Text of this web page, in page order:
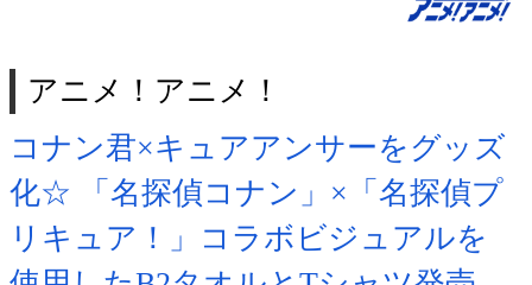
アニメ！アニメ！
コナン君×キュアアンサーをグッズ
化☆ 「名探偵コナン」×「名探偵プ
リキュア！」コラボビジュアルを